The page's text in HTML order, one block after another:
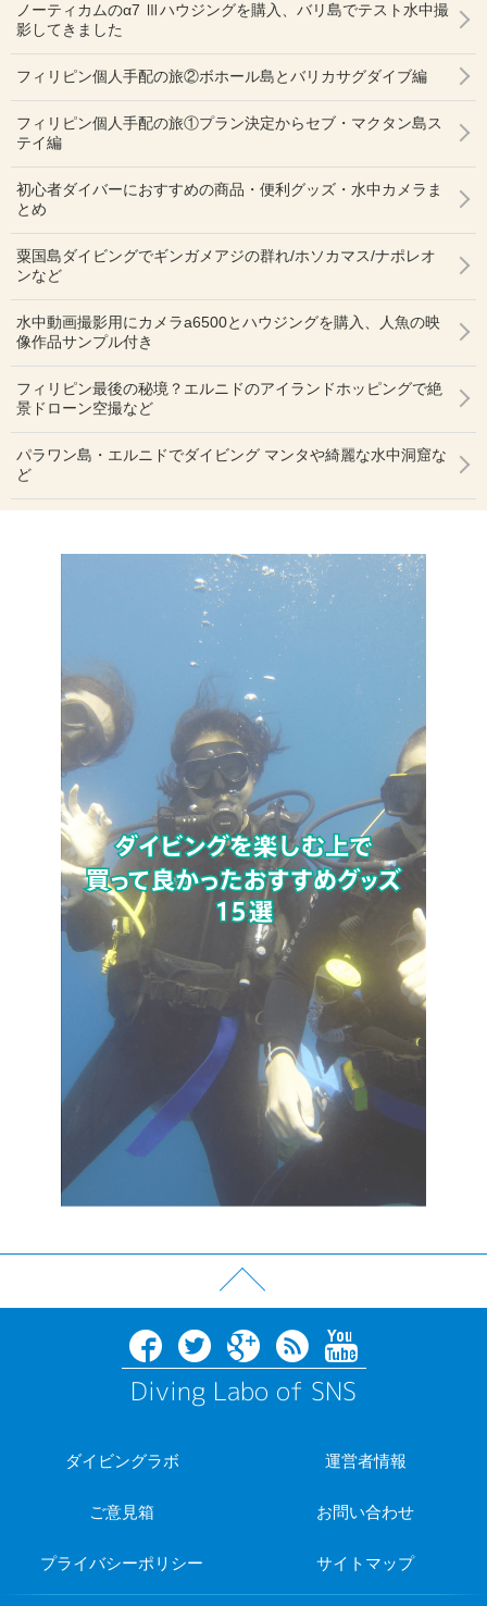
ノーティカムのα7 Ⅲハウジングを購入、バリ島でテスト水中撮
影してきました
フィリピン個人手配の旅②ボホール島とバリカサグダイブ編
フィリピン個人手配の旅①プラン決定からセブ・マクタン島ス
テイ編
初心者ダイバーにおすすめの商品・便利グッズ・水中カメラま
とめ
粟国島ダイビングでギンガメアジの群れ/ホソカマス/ナポレオ
ンなど
水中動画撮影用にカメラa6500とハウジングを購入、人魚の映
像作品サンプル付き
フィリピン最後の秘境？エルニドのアイランドホッピングで絶
景ドローン空撮など
パラワン島・エルニドでダイビング マンタや綺麗な水中洞窟な
ど
Diving Labo of SNS
ダイビングラボ 運営者情報
ご意見箱 お問い合わせ
プライバシーポリシー サイトマップ